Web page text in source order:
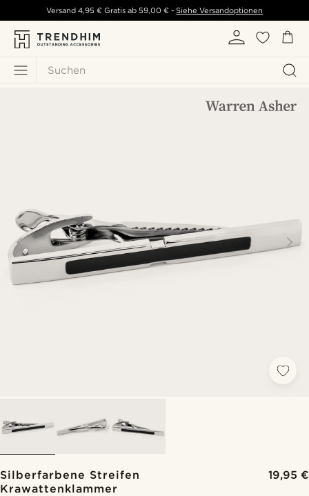
Suchen
Versand 4,95 € Gratis ab 59,00 € - Siehe Versandoptionen
Silberfarbene Streifen
Krawattenklammer
19,95 €